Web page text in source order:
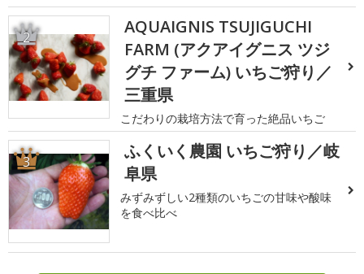
2
AQUAIGNIS TSUJIGUCHI
FARM (アクアイグニス ツジ
グチ ファーム) いちご狩り／
三重県
こだわりの栽培方法で育った絶品いちご
3
ふくいく農園 いちご狩り／岐
阜県
みずみずしい2種類のいちごの甘味や酸味
を食べ比べ